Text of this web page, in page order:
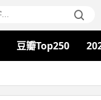
豆瓣Top250